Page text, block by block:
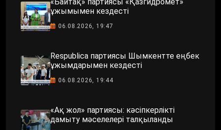
ұжымымен кездесті
06.08.2026, 19:47
Respublica партиясы Шымкентте еңбек
ұжымдарымен кездесті
06.08.2026, 19:44
«Ақ жол» партиясы: кәсіпкерлікті
дамыту мәселелері талқыланды